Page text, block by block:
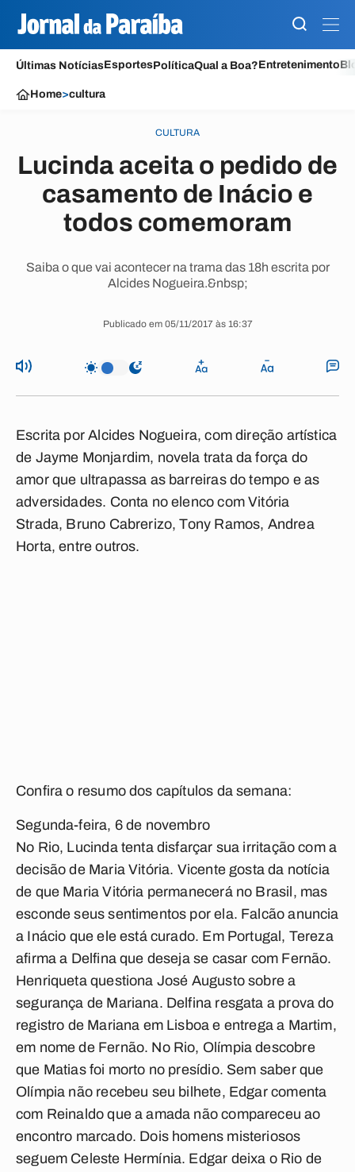
Últimas NotíciasEsportesPolíticaQual a Boa?Entretenimento
Home>cultura
CULTURA
Lucinda aceita o pedido de
casamento de Inácio e
todos comemoram
Saiba o que vai acontecer na trama das 18h escrita por
Alcides Nogueira.&nbsp;
Publicado em 05/11/2017 às 16:37
Escrita por Alcides Nogueira, com direção artística
de Jayme Monjardim, novela trata da força do
amor que ultrapassa as barreiras do tempo e as
adversidades. Conta no elenco com Vitória
Strada, Bruno Cabrerizo, Tony Ramos, Andrea
Horta, entre outros.
Confira o resumo dos capítulos da semana:
Segunda-feira, 6 de novembro
No Rio, Lucinda tenta disfarçar sua irritação com a
decisão de Maria Vitória. Vicente gosta da notícia
de que Maria Vitória permanecerá no Brasil, mas
esconde seus sentimentos por ela. Falcão anuncia
a Inácio que ele está curado. Em Portugal, Tereza
afirma a Delfina que deseja se casar com Fernão.
Henriqueta questiona José Augusto sobre a
segurança de Mariana. Delfina resgata a prova do
registro de Mariana em Lisboa e entrega a Martim,
em nome de Fernão. No Rio, Olímpia descobre
que Matias foi morto no presídio. Sem saber que
Olímpia não recebeu seu bilhete, Edgar comenta
com Reinaldo que a amada não compareceu ao
encontro marcado. Dois homens misteriosos
seguem Celeste Hermínia. Edgar deixa o Rio de